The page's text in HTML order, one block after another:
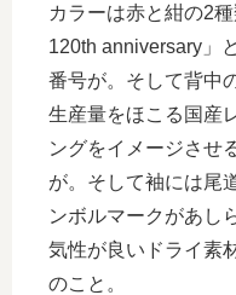
カラーは赤と紺の2
120th anniversary」
番号が。そして背中
生産量をほこる国産
ングをイメージさせ
が。そして袖には尾
ンボルマークがあし
気性が良いドライ素
のこと。